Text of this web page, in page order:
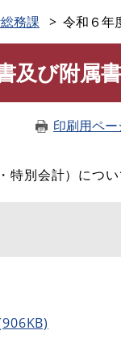
務課 令和６年
及び附属書
印刷用ペ
別会計）につい